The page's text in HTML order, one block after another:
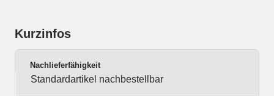
Kurzinfos
Nachlieferfähigkeit
Standardartikel nachbestellbar